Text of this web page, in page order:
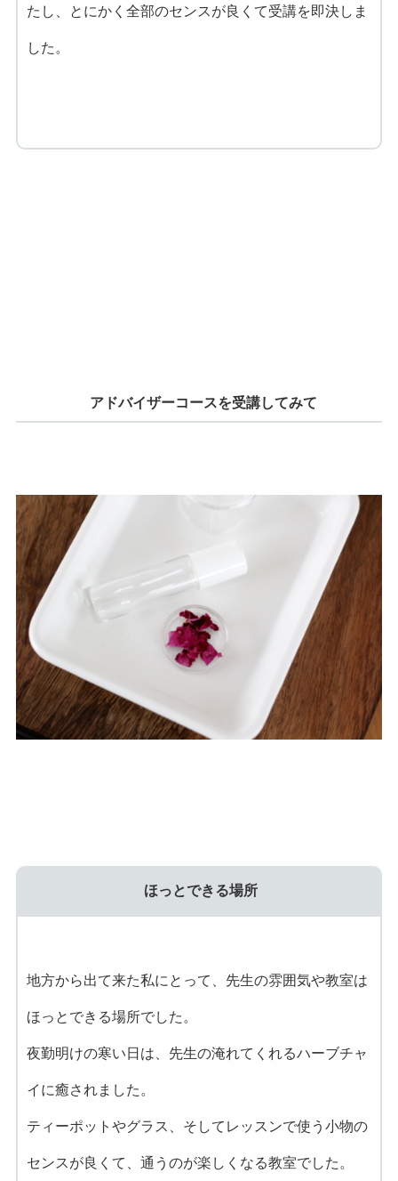
たし、とにかく全部のセンスが良くて受講を即決しま
した。
アドバイザーコースを受講してみて
ほっとできる場所
地方から出て来た私にとって、先生の雰囲気や教室は
ほっとできる場所でした。
夜勤明けの寒い日は、先生の淹れてくれるハーブチャ
イに癒されました。
ティーポットやグラス、そしてレッスンで使う小物の
センスが良くて、通うのが楽しくなる教室でした。